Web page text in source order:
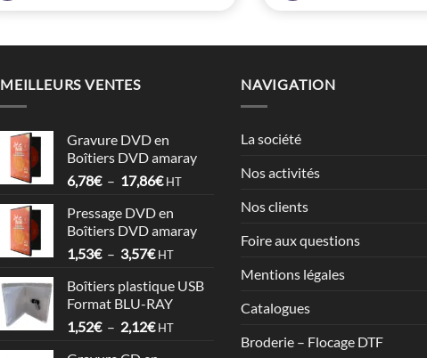
MEILLEURS VENTES
Gravure DVD en
Boîtiers DVD amaray
6,78€ – 17,86€Plage
prix :
6,78€
à
HT
Pressage DVD en
Boîtiers DVD amaray
1,53€ – 3,57€Plage
prix :
1,53€
à
HT
Boîtiers plastique USB
Format BLU-RAY
1,52€ – 2,12€Plage
HT
NAVIGATION
La société
Nos activités
Nos clients
Foire aux questions
Mentions légales
Catalogues
Broderie – Flocage DTF